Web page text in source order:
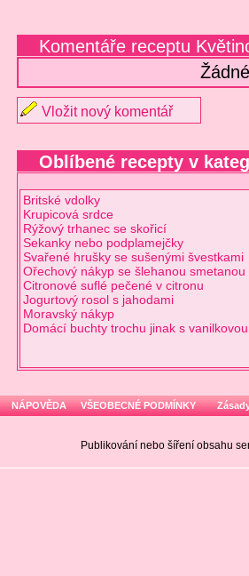
Komentáře receptu
Vložit nový komentář
Oblíbené recepty v
Britské vdolky
Krupicová srdce
Rýžový trhanec se skořicí
Sekanky nebo podplamejčky
Svařené hrušky se sušenými švestkami
Ořechový nákyp se šlehanou smetanou
Citronové suflé pečené v citronu
Jogurtový rosol s jahodami
Moravský nákyp
Domácí buchty trochu jinak s vanilkovou
NÁPOVĚDA VŠEOBECNÉ PODMÍNKY
Publikování nebo šíření obsahu